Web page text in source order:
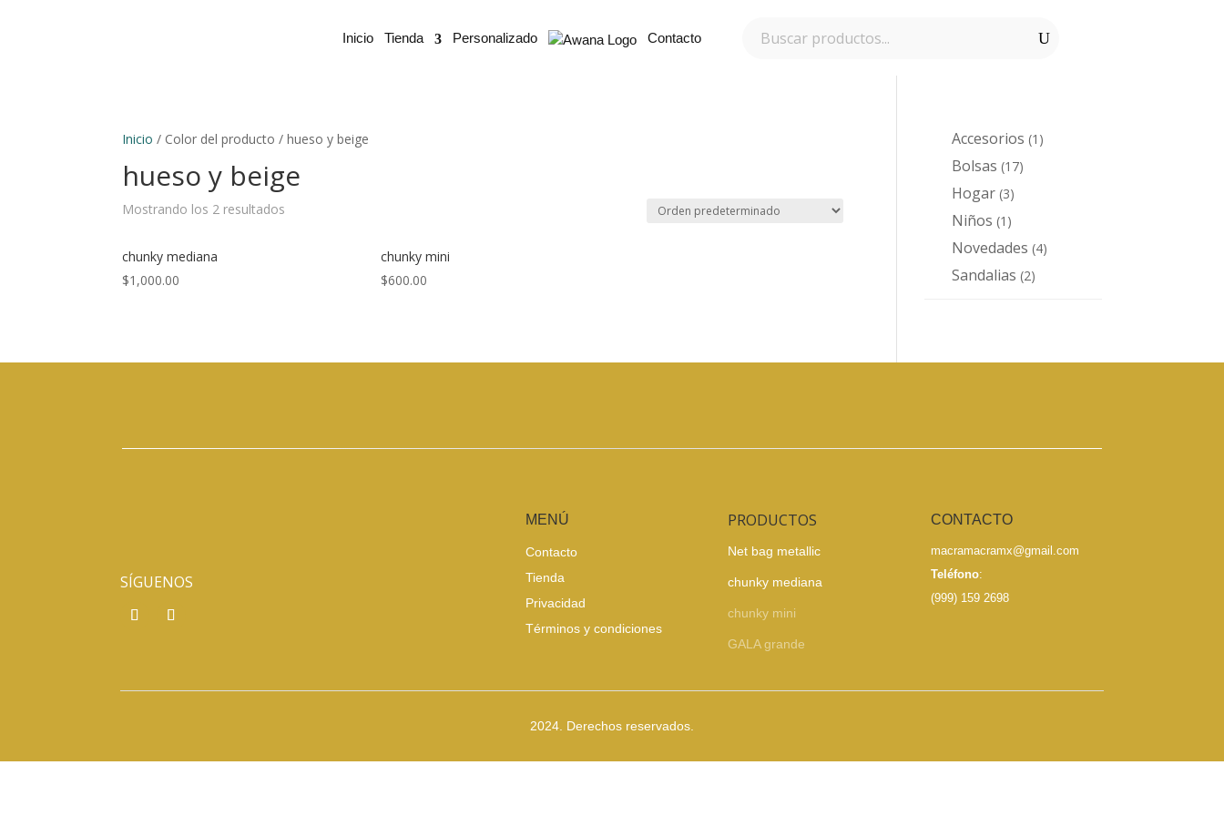
Inicio Tienda Personalizado Contacto
Inicio / Color del producto / hueso y beige
hueso y beige
Mostrando los 2 resultados
chunky mediana
$1,000.00
chunky mini
$600.00
Accesorios 1 1
Bolsas 1717
Hogar 33
productos
Niños 1 1
producto
Novedades 44
Sandalias 22
SÍGUENOS
MENÚ
Contacto
Tienda
Privacidad
Términos y condiciones
PRODUCTOS
Net bag metallic
chunky mediana
chunky mini
GALA grande
CONTACTO
macramacramx@gmail.com
Teléfono:
(999) 159 2698
2024. Derechos reservados.